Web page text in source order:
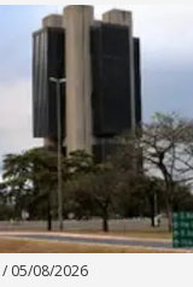
/ 05/08/2026